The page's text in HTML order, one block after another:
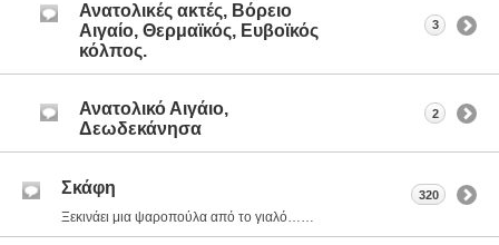
Ανατολικές ακτές, Βόρειο
Αιγαίο, Θερμαϊκός, Ευβοϊκός
κόλπος.
3
Ανατολικό Αιγάιο,
Δεωδεκάνησα
2
Σκάφη
Ξεκινάει μια ψαροπούλα από το γιαλό……
320